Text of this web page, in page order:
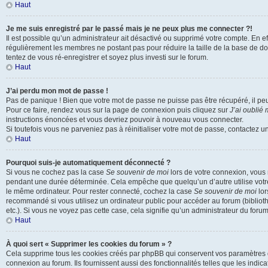
Haut
Je me suis enregistré par le passé mais je ne peux plus me connecter ?!
Il est possible qu’un administrateur ait désactivé ou supprimé votre compte. En
régulièrement les membres ne postant pas pour réduire la taille de la base de
tentez de vous ré-enregistrer et soyez plus investi sur le forum.
Haut
J’ai perdu mon mot de passe !
Pas de panique ! Bien que votre mot de passe ne puisse pas être récupéré, il
Pour ce faire, rendez vous sur la page de connexion puis cliquez sur J’ai oublié
instructions énoncées et vous devriez pouvoir à nouveau vous connecter.
Si toutefois vous ne parveniez pas à réinitialiser votre mot de passe, contactez
Haut
Pourquoi suis-je automatiquement déconnecté ?
Si vous ne cochez pas la case Se souvenir de moi lors de votre connexion,
pendant une durée déterminée. Cela empêche que quelqu’un d’autre utilise
le même ordinateur. Pour rester connecté, cochez la case Se souvenir de moi
recommandé si vous utilisez un ordinateur public pour accéder au forum
etc.). Si vous ne voyez pas cette case, cela signifie qu’un administrateur du
Haut
À quoi sert « Supprimer les cookies du forum » ?
Cela supprime tous les cookies créés par phpBB qui conservent vos paramètres
connexion au forum. Ils fournissent aussi des fonctionnalités telles que les